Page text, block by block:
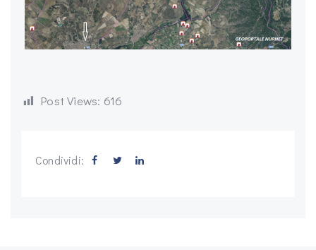
Post Views: 616
Condividi: